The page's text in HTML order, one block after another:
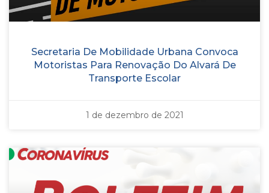
Secretaria De Mobilidade Urbana Convoca
Motoristas Para Renovação Do Alvará De
Transporte Escolar
1 de dezembro de 2021